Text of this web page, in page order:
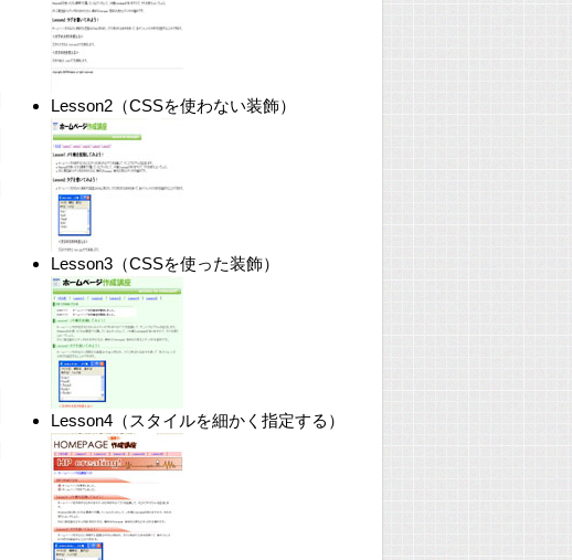
Lesson2（CSSを使わない装飾）
Lesson3（CSSを使った装飾）
Lesson4（スタイルを細かく指定する）